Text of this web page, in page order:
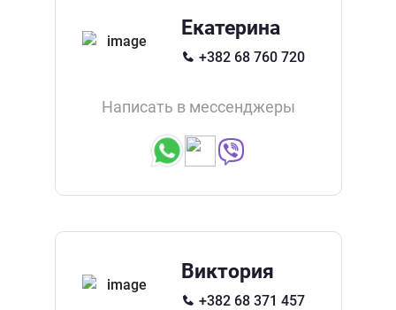
Екатерина
+382 68 760 720
Написать в мессенджеры
Виктория
+382 68 371 457